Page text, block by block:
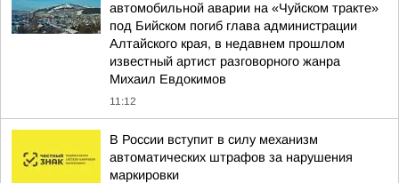
автомобильной аварии на «Чуйском тракте»
под Бийском погиб глава администрации
Алтайского края, в недавнем прошлом
известный артист разговорного жанра
Михаил Евдокимов
11:12
В России вступит в силу механизм
автоматических штрафов за нарушения
маркировки